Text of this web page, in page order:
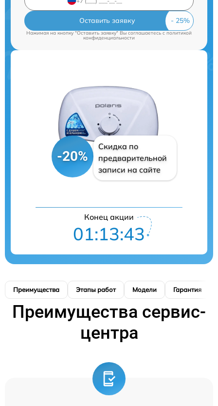
Оставить заявку
Нажимая на кнопку "Оставить заявку" Вы соглашаетесь cполитикой
конфиденциальности
-20%
Скидка по
предварительной
записи на сайте
Конец акции
01:13:42
Преимущества Этапы работ Модели Гарантия
Преимущества сервис-
центра